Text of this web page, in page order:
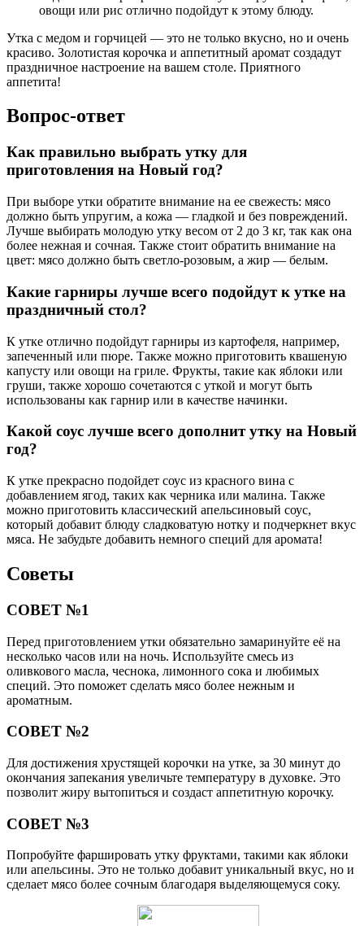
овощи или рис отлично подойдут к этому блюду.
Утка с медом и горчицей — это не только вкусно, но и очень
красиво. Золотистая корочка и аппетитный аромат создадут
праздничное настроение на вашем столе. Приятного
аппетита!
Вопрос-ответ
Как правильно выбрать утку для
приготовления на Новый год?
При выборе утки обратите внимание на ее свежесть: мясо
должно быть упругим, а кожа — гладкой и без повреждений.
Лучше выбирать молодую утку весом от 2 до 3 кг, так как она
более нежная и сочная. Также стоит обратить внимание на
цвет: мясо должно быть светло-розовым, а жир — белым.
Какие гарниры лучше всего подойдут к утке на
праздничный стол?
К утке отлично подойдут гарниры из картофеля, например,
запеченный или пюре. Также можно приготовить квашеную
капусту или овощи на гриле. Фрукты, такие как яблоки или
груши, также хорошо сочетаются с уткой и могут быть
использованы как гарнир или в качестве начинки.
Какой соус лучше всего дополнит утку на Новый
год?
К утке прекрасно подойдет соус из красного вина с
добавлением ягод, таких как черника или малина. Также
можно приготовить классический апельсиновый соус,
который добавит блюду сладковатую нотку и подчеркнет вкус
мяса. Не забудьте добавить немного специй для аромата!
Советы
СОВЕТ №1
Перед приготовлением утки обязательно замаринуйте её на
несколько часов или на ночь. Используйте смесь из
оливкового масла, чеснока, лимонного сока и любимых
специй. Это поможет сделать мясо более нежным и
ароматным.
СОВЕТ №2
Для достижения хрустящей корочки на утке, за 30 минут до
окончания запекания увеличьте температуру в духовке. Это
позволит жиру вытопиться и создаст аппетитную корочку.
СОВЕТ №3
Попробуйте фаршировать утку фруктами, такими как яблоки
или апельсины. Это не только добавит уникальный вкус, но и
сделает мясо более сочным благодаря выделяющемуся соку.